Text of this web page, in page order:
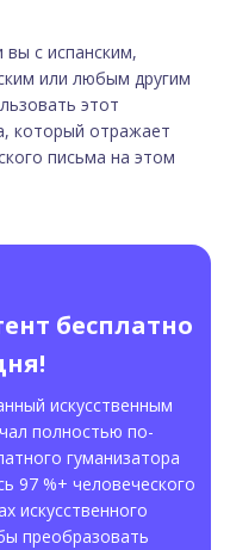
с испанским,
или любым другим
этот
который отражает
письма на этом
бесплатно
искусственным
полностью по-
гуманизатора
97 %+ человеческого
искусственного
преобразовать